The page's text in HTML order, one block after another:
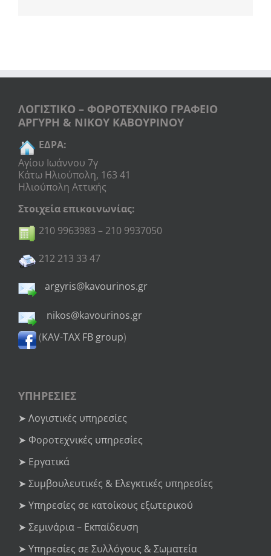
ΛΟΓΙΣΤΙΚΟ – ΦΟΡΟΤΕΧΝΙΚΟ ΓΡΑΦΕΙΟ
ΑΡΓΥΡΗ & ΝΙΚΟΥ ΚΑΒΟΥΡΙΝΟΥ
ΕΔΡΑ:
Αγίου Ιωάννου 7γ
Κάτω Ηλιούπολη, 163 41
Ηλιούπολη Αττικής
Στοιχεία επικοινωνίας:
210 9963983 – 210 9937050
212 213 33 47
argyris@kavourinos.gr
nikos@kavourinos.gr
(KAV-TAX FB group)
ΥΠΗΡΕΣΙΕΣ
➤ Λογιστικές υπηρεσίες
➤ Φοροτεχνικές υπηρεσίες
➤ Εργατικά
➤ Συμβουλευτικές & Ελεγκτικές υπηρεσίες
➤ Υπηρεσίες σε κατοίκους εξωτερικού
➤ Σεμινάρια – Εκπαίδευση
➤ Υπηρεσίες σε Συλλόγους & Σωματεία